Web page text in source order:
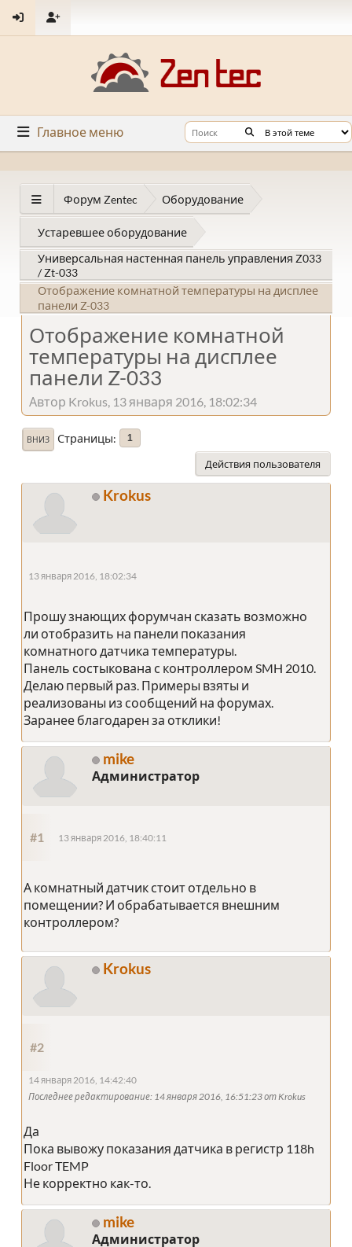
Главное меню
Форум Zentec Оборудование
Устаревшее оборудование
Универсальная настенная панель управления Z033
/ Zt-033
Отображение комнатной температуры на дисплее
панели Z-033
Отображение комнатной
температуры на дисплее
панели Z-033
Автор Krokus, 13 января 2016, 18:02:34
ВНИЗ Страницы 1
Действия пользователя
Krokus
13 января 2016, 18:02:34
Прошу знающих форумчан сказать возможно
ли отобразить на панели показания
комнатного датчика температуры.
Панель состыкована с контроллером SMH 2010.
Делаю первый раз. Примеры взяты и
реализованы из сообщений на форумах.
Заранее благодарен за отклики!
mike
Администратор
#1 13 января 2016, 18:40:11
А комнатный датчик стоит отдельно в
помещении? И обрабатывается внешним
контроллером?
Krokus
#2
14 января 2016, 14:42:40
Последнее редактирование: 14 января 2016, 16:51:23 от Krokus
Да
Пока вывожу показания датчика в регистр 118h
Floor TEMP
Не корректно как-то.
mike
Администратор